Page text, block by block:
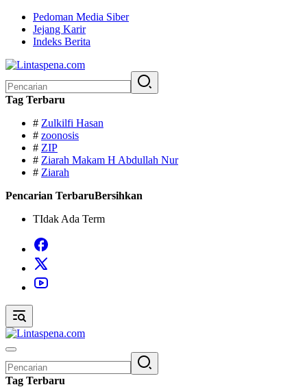
Langsung
konten
Pedoman Media Siber
Jejang Karir
Indeks Berita
untuk:
Tag Terbaru
# Zulkilfi Hasan
# zoonosis
# ZIP
# Ziarah Makam H Abdullah Nur
# Ziarah
Pencarian TerbaruBersihkan
TIdak Ada Term
untuk:
Tag Terbaru